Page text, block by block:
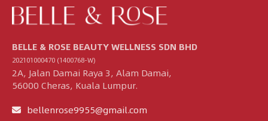
BELLE & ROSE BEAUTY WELLNESS SDN BHD
202101000470 (1400768-W)
2A, Jalan Damai Raya 3, Alam Damai,
56000 Cheras, Kuala Lumpur.
bellenrose9955@gmail.com